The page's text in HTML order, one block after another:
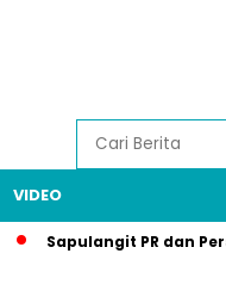
VIDEO
Sapulangit PR dan